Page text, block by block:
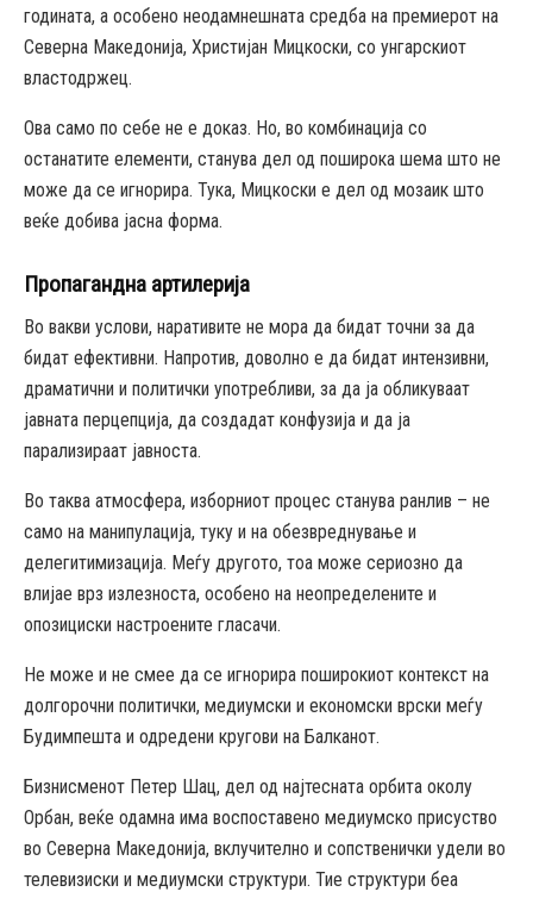
годината, а особено неодамнешната средба на премиерот на
Северна Македонија, Христијан Мицкоски, со унгарскиот
властодржец.
Ова само по себе не е доказ. Но, во комбинација со
останатите елементи, станува дел од поширока шема што не
може да се игнорира. Тука, Мицкоски е дел од мозаик што
веќе добива јасна форма.
Пропагандна артилерија
Во вакви услови, наративите не мора да бидат точни за да
бидат ефективни. Напротив, доволно е да бидат интензивни,
драматични и политички употребливи, за да ја обликуваат
јавната перцепција, да создадат конфузија и да ја
парализираат јавноста.
Во таква атмосфера, изборниот процес станува ранлив – не
само на манипулација, туку и на обезвреднување и
делегитимизација. Меѓу другото, тоа може сериозно да
влијае врз излезноста, особено на неопределените и
опозициски настроените гласачи.
Не може и не смее да се игнорира поширокиот контекст на
долгорочни политички, медиумски и економски врски меѓу
Будимпешта и одредени кругови на Балканот.
Бизнисменот Петер Шац, дел од најтесната орбита околу
Орбан, веќе одамна има воспоставено медиумско присуство
во Северна Македонија, вклучително и сопственички удели во
телевизиски и медиумски структури. Тие структури беа